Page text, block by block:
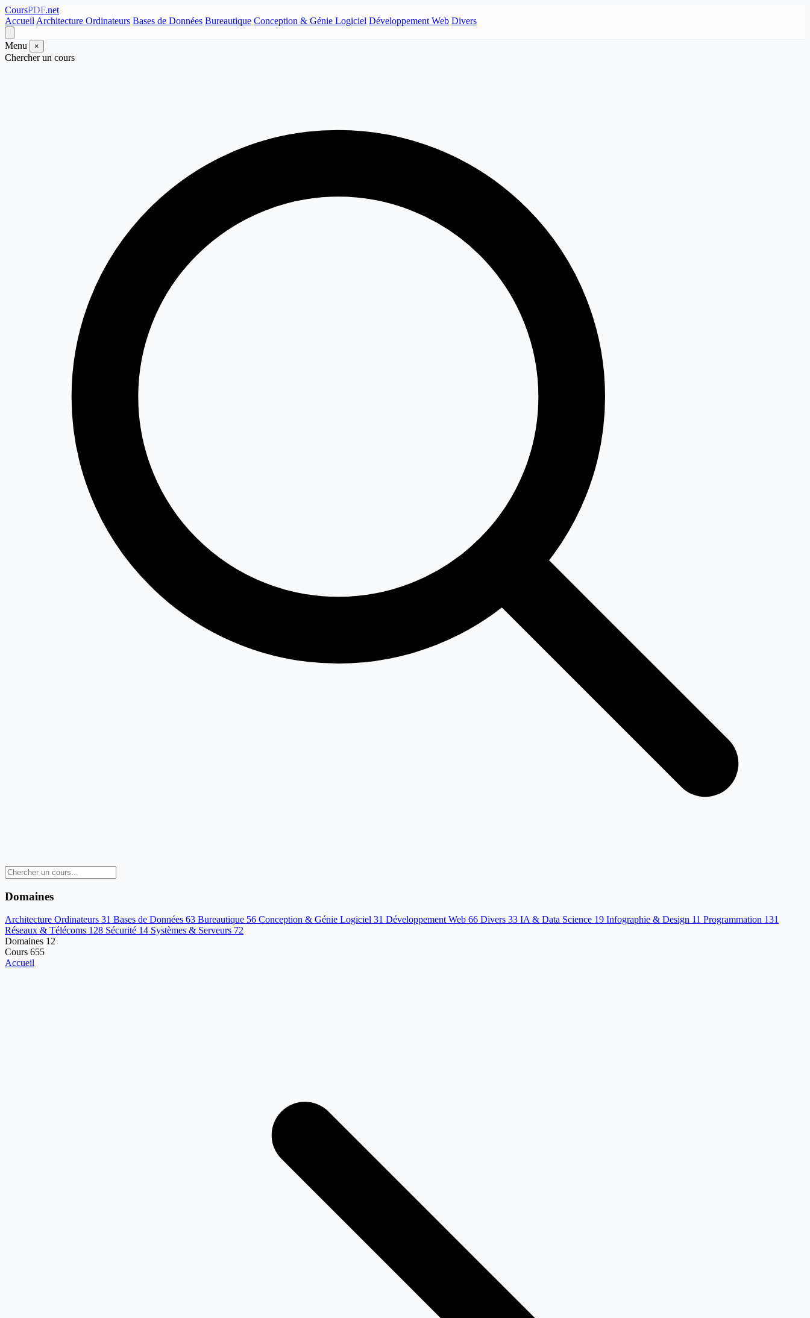
CoursPDF.net
Accueil Architecture Ordinateurs Bases de Données Bureautique Conception & Génie Logiciel Développement Web Divers
Menu ×
Chercher un cours
Domaines
Architecture Ordinateurs 31 Bases de Données 63 Bureautique 56 Conception & Génie Logiciel 31 Développement Web 66 Divers 33 IA & Data Science 19 Infographie & Design 11 Programmation 131
Réseaux & Télécoms 128 Sécurité 14 Systèmes & Serveurs 72
Domaines 12
Cours 655
Accueil